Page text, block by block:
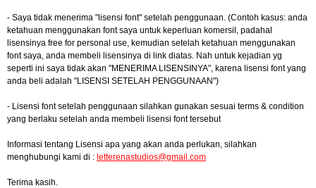
- Saya tidak menerima "lisensi font" setelah penggunaan. (Contoh kasus: anda
ketahuan menggunakan font saya untuk keperluan komersil, padahal
lisensinya free for personal use, kemudian setelah ketahuan menggunakan
font saya, anda membeli lisensinya di link diatas. Nah untuk kejadian yg
seperti ini saya tidak akan "MENERIMA LISENSINYA", karena lisensi font yang
anda beli adalah "LISENSI SETELAH PENGGUNAAN")
- Lisensi font setelah penggunaan silahkan gunakan sesuai terms & condition
yang berlaku setelah anda membeli lisensi font tersebut
Informasi tentang Lisensi apa yang akan anda perlukan, silahkan
menghubungi kami di : letterenastudios@gmail.com
Terima kasih.